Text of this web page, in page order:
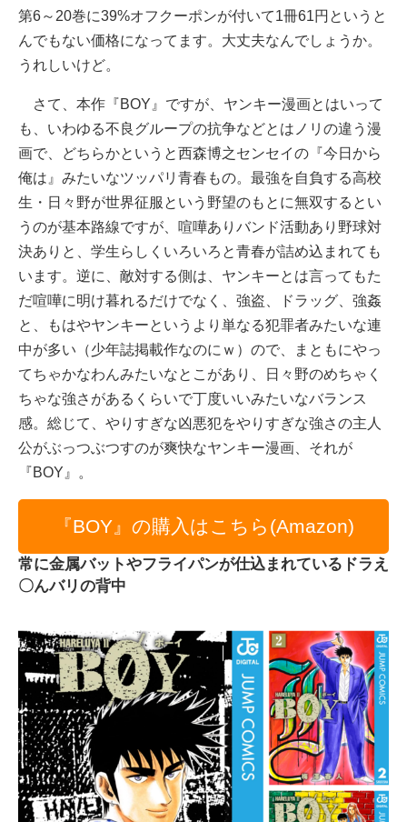
第6～20巻に39%オフクーポンが付いて1冊61円というと
んでもない価格になってます。大丈夫なんでしょうか。
うれしいけど。
さて、本作『BOY』ですが、ヤンキー漫画とはいって
も、いわゆる不良グループの抗争などとはノリの違う漫
画で、どちらかというと西森博之センセイの『今日から
俺は』みたいなツッパリ青春もの。最強を自負する高校
生・日々野が世界征服という野望のもとに無双するとい
うのが基本路線ですが、喧嘩ありバンド活動あり野球対
決ありと、学生らしくいろいろと青春が詰め込まれても
います。逆に、敵対する側は、ヤンキーとは言ってもた
だ喧嘩に明け暮れるだけでなく、強盗、ドラッグ、強姦
と、もはやヤンキーというより単なる犯罪者みたいな連
中が多い（少年誌掲載作なのにｗ）ので、まともにやっ
てちゃかなわんみたいなとこがあり、日々野のめちゃく
ちゃな強さがあるくらいで丁度いいみたいなバランス
感。総じて、やりすぎな凶悪犯をやりすぎな強さの主人
公がぶっつぶつすのが爽快なヤンキー漫画、それが
『BOY』。
『BOY』の購入はこちら(Amazon)
常に金属バットやフライパンが仕込まれているドラえ
〇んバリの背中